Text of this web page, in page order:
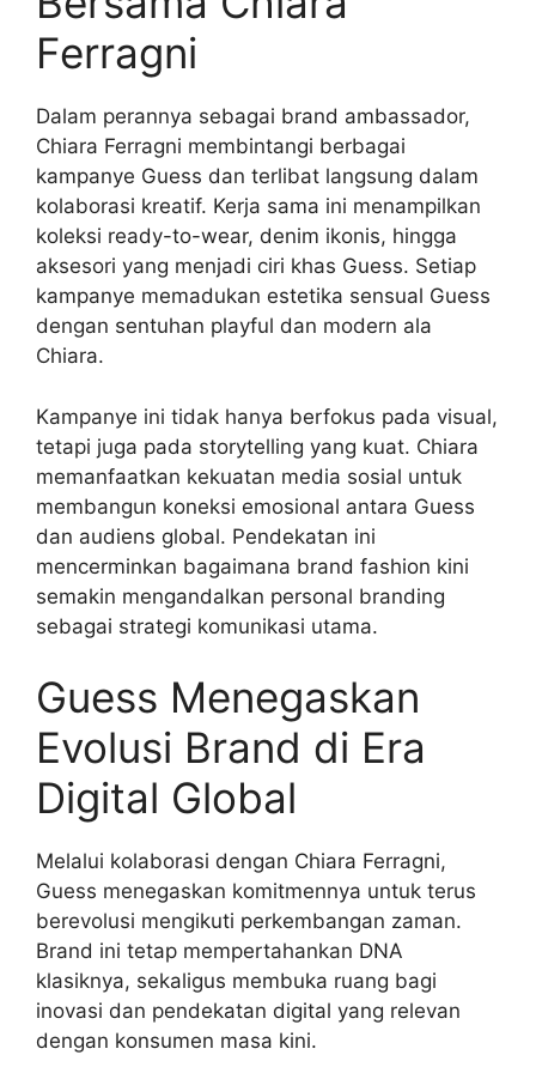
Ferragni
Dalam perannya sebagai brand ambassador,
Chiara Ferragni membintangi berbagai
kampanye Guess dan terlibat langsung dalam
kolaborasi kreatif. Kerja sama ini menampilkan
koleksi ready-to-wear, denim ikonis, hingga
aksesori yang menjadi ciri khas Guess. Setiap
kampanye memadukan estetika sensual Guess
dengan sentuhan playful dan modern ala
Chiara.
Kampanye ini tidak hanya berfokus pada visual,
tetapi juga pada storytelling yang kuat. Chiara
memanfaatkan kekuatan media sosial untuk
membangun koneksi emosional antara Guess
dan audiens global. Pendekatan ini
mencerminkan bagaimana brand fashion kini
semakin mengandalkan personal branding
sebagai strategi komunikasi utama.
Guess Menegaskan
Evolusi Brand di Era
Digital Global
Melalui kolaborasi dengan Chiara Ferragni,
Guess menegaskan komitmennya untuk terus
berevolusi mengikuti perkembangan zaman.
Brand ini tetap mempertahankan DNA
klasiknya, sekaligus membuka ruang bagi
inovasi dan pendekatan digital yang relevan
dengan konsumen masa kini.